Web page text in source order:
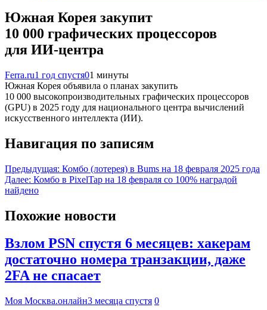
Южная Корея закупит
10 000 графических процессоров
для ИИ-центра
Ferra.ru1 год спустя01 минуты
Южная Корея объявила о планах закупить
10 000 высокопроизводительных графических процессоров
(GPU) в 2025 году для национального центра вычислений
искусственного интеллекта (ИИ).
Навигация по записям
Предыдущая: Комбо (лотерея) в Bums на 18 февраля 2025 года
Далее: Комбо в PixelTap на 18 февраля со 100% наградой
найдено
Похожие новости
Взлом PSN спустя 6 месяцев: хакерам
достаточно номера транзакции, даже
2FA не спасает
Моя Москва.онлайн3 месяца спустя 0